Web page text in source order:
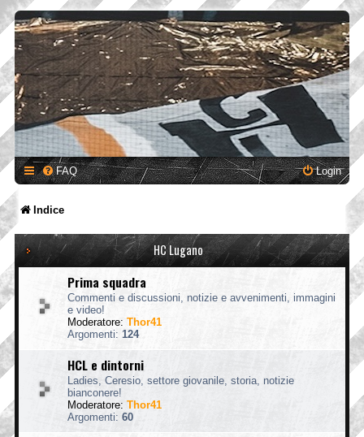
FAQ Login
Indice
HC Lugano
Prima squadra
Commenti e discussioni, notizie e avvenimenti, immagini
e video!
Moderatore: Thor41
Argomenti: 124
HCL e dintorni
Ladies, Ceresio, settore giovanile, storia, notizie
bianconere!
Moderatore: Thor41
Argomenti: 60